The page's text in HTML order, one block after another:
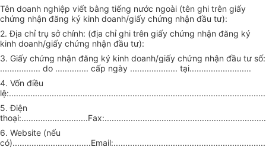
Tên doanh nghiệp viết bằng tiếng nước ngoài (tên ghi trên giấy
chứng nhận đăng ký kinh doanh/giấy chứng nhận đầu tư):
2. Địa chỉ trụ sở chính: (địa chỉ ghi trên giấy chứng nhận đăng ký
kinh doanh/giấy chứng nhận đầu tư):
3. Giấy chứng nhận đăng ký kinh doanh/giấy chứng nhận đầu tư số:
................. do .............. cấp ngày .................... tại..........................
4. Vốn điều
5. Điện
6. Website (nếu